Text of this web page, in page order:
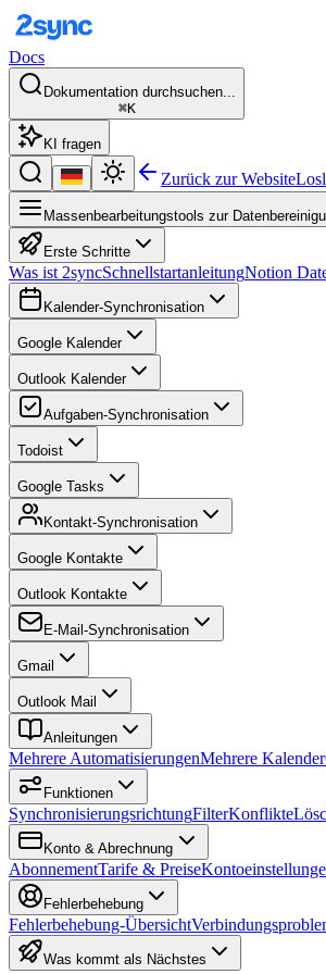
Docs
Dokumentation durchsuchen...
⌘K
KI fragen
Zurück zur Website
Massenbearbeitungstools zur
Erste Schritte
Was ist 2syncSchnellstartanleitungNotion
Kalender-Synchronisation
Google Kalender
Outlook Kalender
Aufgaben-Synchronisation
Todoist
Google Tasks
Kontakt-Synchronisation
Google Kontakte
Outlook Kontakte
E-Mail-Synchronisation
Gmail
Outlook Mail
Anleitungen
Mehrere AutomatisierungenMehrere Kalender
Funktionen
SynchronisierungsrichtungFilterKonflikte
Konto & Abrechnung
AbonnementTarife & Preise
Fehlerbehebung
Fehlerbehebung-Übersicht
Was kommt als Nächstes